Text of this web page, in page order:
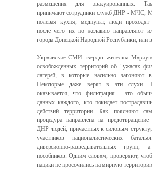
размещения для эвакуированных.
принимают сотрудники служб ДНР - МЧС,
полевая кухня, медпункт, люди проходят
после чего их по желанию направляют
города Донецкой Народной Республики, или
Украинские СМИ твердят жителям
освобожденных территорий об "ужасах
лагерей, в которые насильно загоняют
Некоторые даже верят в эти слухи.
оказывается, что фильтрация - это
данных каждого, кто покидает
действий территории. Как поясняют
процедура направлена на
ДНР людей, причастных к силовым
участников националистических
диверсионно-разведывательных
пособников. Одним словом, проверяют,
нацики не просочились на мирную